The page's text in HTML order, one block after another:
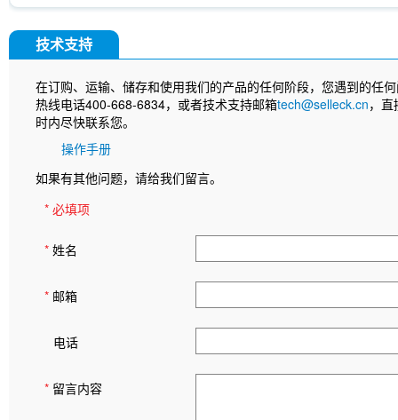
技术支持
在订购、运输、储存和使用我们的产品的任何阶段，您遇到的任
热线电话400-668-6834，或者技术支持邮箱tech@selleck.cn，
时内尽快联系您。
操作手册
如果有其他问题，请给我们留言。
* 必填项
* 姓名
* 邮箱
电话
* 留言内容